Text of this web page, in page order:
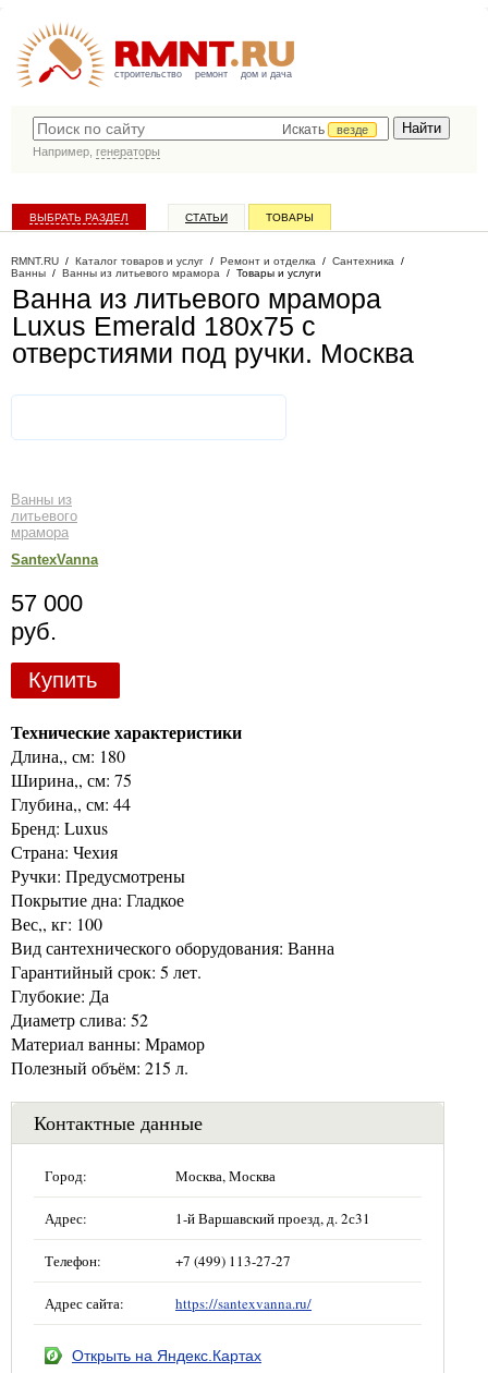
строительство ремонт дом и дача
Искать
везде
Например, генераторы
ВЫБРАТЬ РАЗДЕЛ СТАТЬИ ТОВАРЫ
RMNT.RU / Каталог товаров и услуг / Ремонт и отделка / Сантехника /
Ванны / Ванны из литьевого мрамора / Товары и услуги
Ванна из литьевого мрамора
Luxus Emerald 180x75 с
отверстиями под ручки. Москва
Ванны из
литьевого
мрамора
SantexVanna
57 000
руб.
Купить
Технические характеристики
Длина,, см: 180
Ширина,, см: 75
Глубина,, см: 44
Бренд: Luxus
Страна: Чехия
Ручки: Предусмотрены
Покрытие дна: Гладкое
Вес,, кг: 100
Вид сантехнического оборудования: Ванна
Гарантийный срок: 5 лет.
Глубокие: Да
Диаметр слива: 52
Материал ванны: Мрамор
Полезный объём: 215 л.
Контактные данные
Город: Москва, Москва
Адрес: 1-й Варшавский проезд, д. 2с31
Телефон: +7 (499) 113-27-27
Адрес сайта: https://santexvanna.ru/
Открыть на Яндекс.Картах